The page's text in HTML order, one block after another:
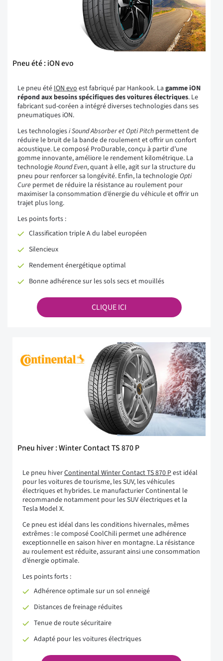
Pneu été : iON evo
Le pneu étéION evoest fabriqué par Hankook. La gamme iON
répond aux besoins spécifiques des voitures électriques. Le
fabricant sud-coréen a intégré diverses technologies dans ses
pneumatiques iON.
Les technologiesi Sound Absorber et Opti Pitch permettent de
réduire le bruit de la bande de roulement et offrir un confort
acoustique. Le composé ProDurable, conçu à partir d’une
gomme innovante, améliore le rendement kilométrique. La
technologieRound Even, quant à elle, agit sur la structure du
pneu pour renforcer sa longévité. Enfin, la technologieOpti
Cure permet de réduire la résistance au roulement pour
maximiser la consommation d’énergie du véhicule et offrir un
trajet plus long.
Les points forts :
Classification triple A du label européen
Silencieux
Rendement énergétique optimal
Bonne adhérence sur les sols secs et mouillés
CLIQUE ICI
Pneu hiver : Winter Contact TS 870 P
Le pneu hiverContinental Winter Contact TS 870 Pest idéal
pour les voitures de tourisme, les SUV, les véhicules
électriques et hybrides. Le manufacturier Continental le
recommande notamment pour les SUV électriques et la
Tesla Model X.
Ce pneu est idéal dans les conditions hivernales, mêmes
extrêmes : le composé CoolChili permet une adhérence
exceptionnelle en saison hiver en montagne. La résistance
au roulement est réduite, assurant ainsi une consommation
d’énergie optimale.
Les points forts :
Adhérence optimale sur un sol enneigé
Distances de freinage réduites
Tenue de route sécuritaire
Adapté pour les voitures électriques